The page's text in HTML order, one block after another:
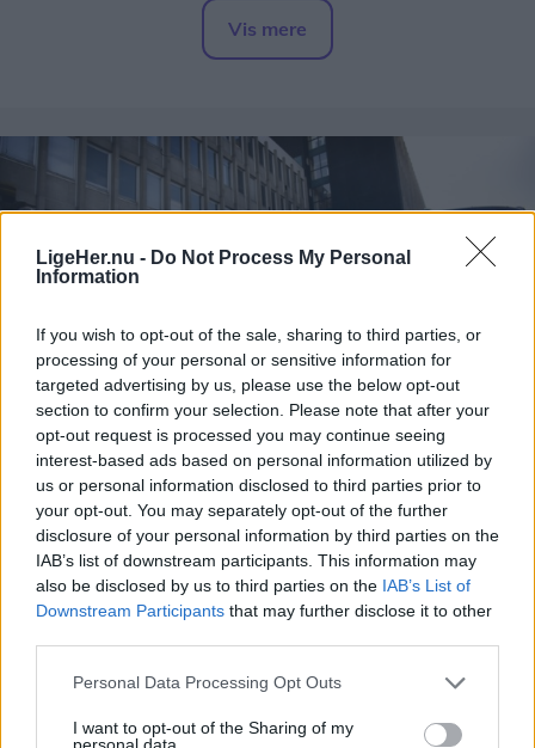
LigeHer.nu - Do Not Process My Personal
Information
If you wish to opt-out of the sale, sharing to third parties, or
processing of your personal or sensitive information for
targeted advertising by us, please use the below opt-out
section to confirm your selection. Please note that after your
opt-out request is processed you may continue seeing
interest-based ads based on personal information utilized by
us or personal information disclosed to third parties prior to
your opt-out. You may separately opt-out of the further
disclosure of your personal information by third parties on the
IAB’s list of downstream participants. This information may
also be disclosed by us to third parties on the IAB’s List of
Downstream Participants that may further disclose it to other
Personal Data Processing Opt Outs
I want to opt-out of the Sharing of my
personal data.
det er faktisk flere end sidste år.
stået i kø i over fire timer for at være helt sikker,
siger formanden for festkomiteen, Kris Hansen.
Alt håb er ikke ude. Erfaringsmæssigt bliver nogle
med billet forhindret i at deltage eller fortryder, og
Alle kan i øvrigt komme ind klokken 21, når
grisene er fortæret. Her fortsætter festen nemlig til
klokken 2 til musik af Sju-Bi-Trio, der blandt andet
tæller de oprindelige Shu-bi-dua- medlemmer
Michael Hardinger og Kim Daugaard.
Efter grisefesten fredag er der lørdag to DJ's på
programmet i festteltet. Den ene er Martin Jensen,
hittet "Solo Dance". Han får selskab af DJ Justé,
der ligeledes har flere hits på samvittigheden.
Vis mere
Aktuelt
Færdselsuheld på Hobrovej ved
Gravlev - vej spærret
Ida Bach Holm
Freja Hesthaven
Følg os på Discover